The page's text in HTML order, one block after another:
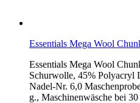
Essentials Mega Wool
Essentials Mega Wool
Schurwolle, 45% Polyacryl
Nadel-Nr. 6,0
g., Maschinenwäsche bei 30